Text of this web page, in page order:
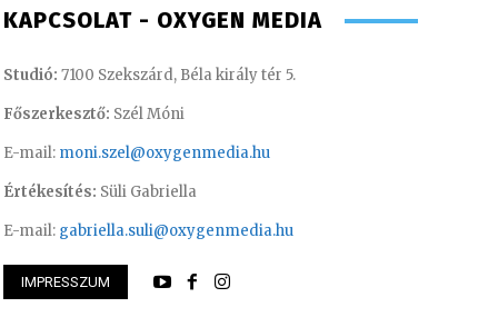
– műsorvezető – 2020
KAPCSOLAT - OXYGEN MEDIA
Studió: 7100 Szekszárd, Béla király tér 5.
Főszerkesztő: Szél Móni
E-mail: moni.szel@oxygenmedia.hu
Értékesítés: Süli Gabriella
E-mail: gabriella.suli@oxygenmedia.hu
IMPRESSZUM